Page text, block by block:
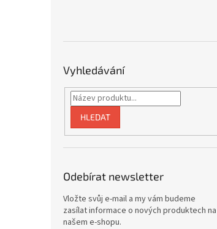
Vyhledávání
HLEDAT
Odebírat newsletter
Vložte svůj e-mail a my vám budeme
zasílat informace o nových produktech na
našem e-shopu.